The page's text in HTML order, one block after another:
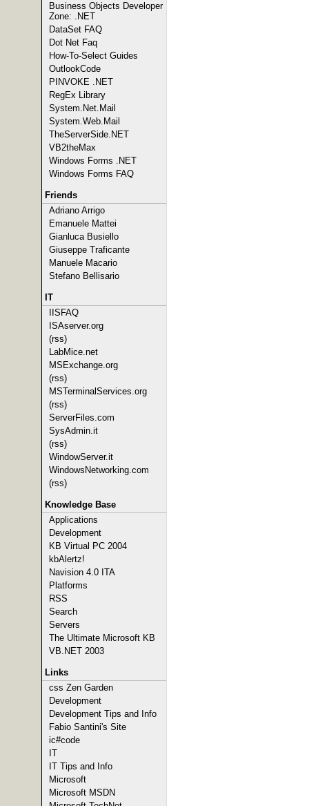
Business Objects Developer
Zone: .NET
DataSet FAQ
Dot Net Faq
How-To-Select Guides
OutlookCode
PINVOKE .NET
RegEx Library
System.Net.Mail
System.Web.Mail
TheServerSide.NET
VB2theMax
Windows Forms .NET
Windows Forms FAQ
Friends
Adriano Arrigo
Emanuele Mattei
Gianluca Busiello
Giuseppe Traficante
Manuele Macario
Stefano Bellisario
IT
IISFAQ
ISAserver.org
(rss)
LabMice.net
MSExchange.org
(rss)
MSTerminalServices.org
(rss)
ServerFiles.com
SysAdmin.it
(rss)
WindowServer.it
WindowsNetworking.com
(rss)
Knowledge Base
Applications
Development
KB Virtual PC 2004
kbAlertz!
Navision 4.0 ITA
Platforms
RSS
Search
Servers
The Ultimate Microsoft KB
VB.NET 2003
Links
css Zen Garden
Development
Development Tips and Info
Fabio Santini's Site
ic#code
IT
IT Tips and Info
Microsoft
Microsoft MSDN